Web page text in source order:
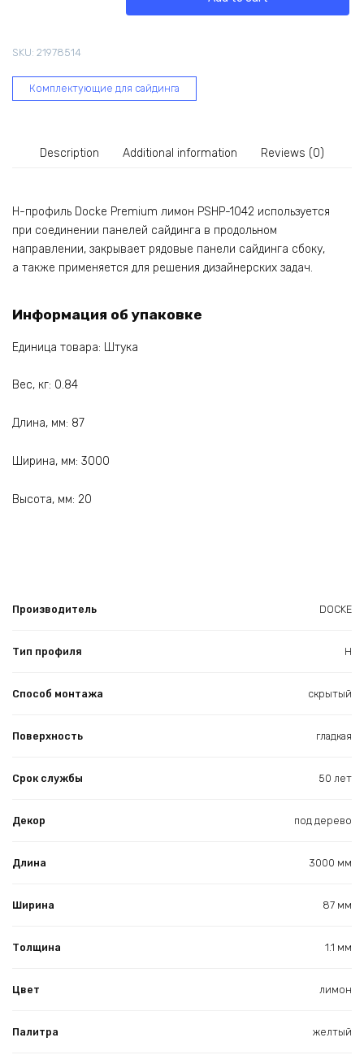
Premium
SKU: 21978514
Комплектующие для сайдинга
Description Additional information Reviews (0)
H-профиль Docke Premium лимон PSHP-1042 используется
при соединении панелей сайдинга в продольном
направлении, закрывает рядовые панели сайдинга сбоку,
а также применяется для решения дизайнерских задач.
Информация об упаковке
Единица товара: Штука
Вес, кг: 0.84
Длина, мм: 87
Ширина, мм: 3000
Высота, мм: 20
Производитель DOCKE
Тип профиля H
Способ монтажа скрытый
Поверхность гладкая
Срок службы 50 лет
Декор под дерево
Длина 3000 мм
Ширина 87 мм
Толщина 1.1 мм
Цвет лимон
Палитра желтый